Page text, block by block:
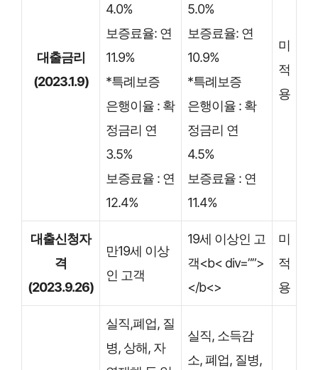
대출금리
(2023.1.9)
4.0%
보증료율: 연
11.9%
*특례보증
은행이율 : 확
정금리 연
3.5%
보증료율 : 연
12.4%
5.0%
보증료율: 연
10.9%
*특례보증
은행이율 : 확
정금리 연
4.5%
보증료율 : 연
11.4%
미
적
용
대출신청자
격
(2023.9.26)
만19세 이상
인 고객
19세 이상인 고
객<b< div=””>
</b<>
미
적
용
실직,폐업, 질
병, 상해, 자
실직, 소득감
소, 폐업, 질병,